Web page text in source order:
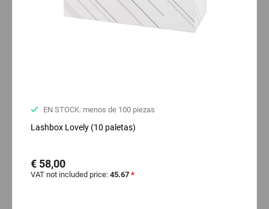
EN STOCK: menos de 100 piezas
Lashbox Lovely (10 paletas)
€ 58,00
VAT not included price: 45.67 *